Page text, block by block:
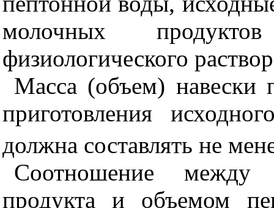
молочных
физиологического
Масса (объем) навески
приготовления
должна составлять не
Соотношение между
продукта и объемом